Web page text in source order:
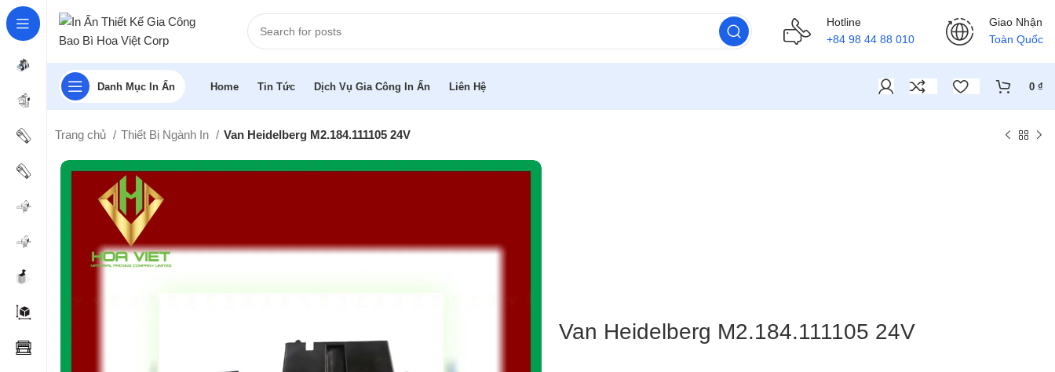
Hotline
+84 98 44 88 010
Giao Nhận
Toàn Quốc
Danh Mục In Ấn Home Tin Tức Dịch Vụ Gia Công In Ấn Liên Hệ 0 ₫
Trang chủ Thiết Bị Ngành In Van Heidelberg M2.184.111105 24V
Van Heidelberg M2.184.111105 24V